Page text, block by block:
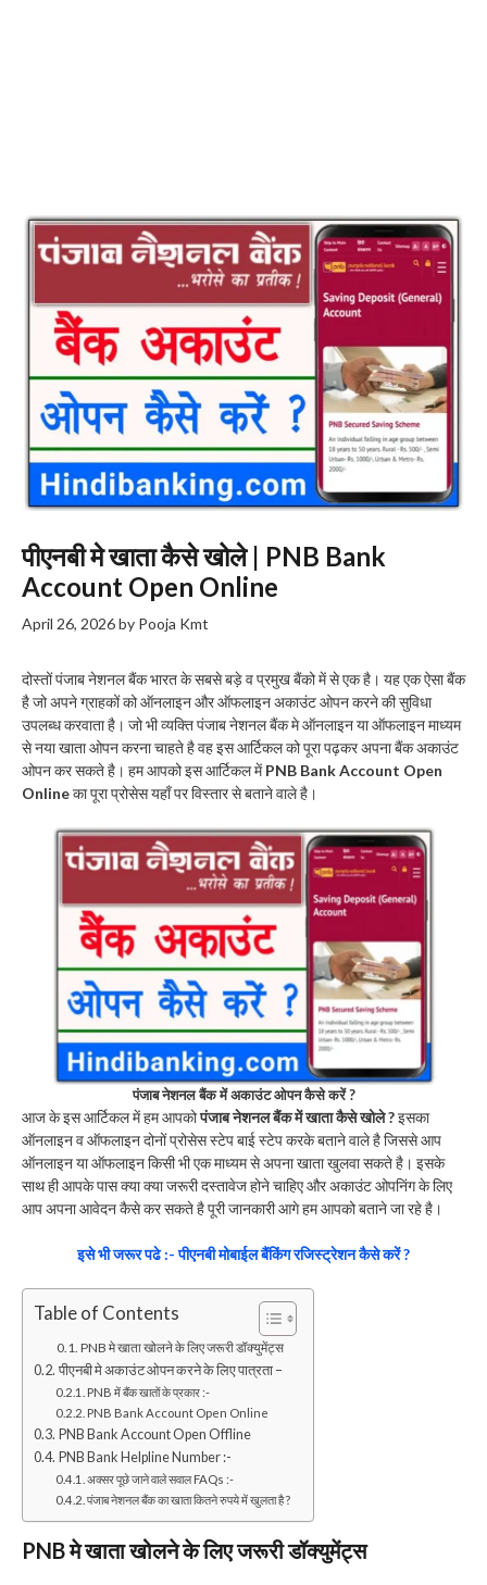
पीएनबी मे खाता कैसे खोले | PNB Bank
Account Open Online
April 26, 2026by Pooja Kmt
दोस्तों पंजाब नेशनल बैंक भारत के सबसे बड़े व प्रमुख बैंको में से एक है। यह एक ऐसा बैंक
है जो अपने ग्राहकों को ऑनलाइन और ऑफलाइन अकाउंट ओपन करने की सुविधा
उपलब्ध करवाता है। जो भी व्यक्ति पंजाब नेशनल बैंक मे ऑनलाइन या ऑफलाइन माध्यम
से नया खाता ओपन करना चाहते है वह इस आर्टिकल को पूरा पढ़कर अपना बैंक अकाउंट
ओपन कर सकते है। हम आपको इस आर्टिकल मेंPNB Bank Account Open
Onlineका पूरा प्रोसेस यहाँ पर विस्तार से बताने वाले है।
पंजाब नेशनल बैंक में अकाउंट ओपन कैसे करें ?
आज के इस आर्टिकल में हम आपकोपंजाब नेशनल बैंक में खाता कैसे खोले ?इसका
ऑनलाइन व ऑफलाइन दोनों प्रोसेस स्टेप बाई स्टेप करके बताने वाले है जिससे आप
ऑनलाइन या ऑफलाइन किसी भी एक माध्यम से अपना खाता खुलवा सकते है। इसके
साथ ही आपके पास क्या क्या जरूरी दस्तावेज होने चाहिए और अकाउंट ओपनिंग के लिए
आप अपना आवेदन कैसे कर सकते है पूरी जानकारी आगे हम आपको बताने जा रहे है।
इसे भी जरूर पढे :- पीएनबी मोबाईल बैंकिंग रजिस्ट्रेशन कैसे करें ?
Table of Contents
PNB मे खाता खोलने के लिए जरूरी डॉक्युमेंट्स
पीएनबी मे अकाउंट ओपन करने के लिए पात्रता –
PNB में बैंक खातों के प्रकार :-
PNB Bank Account Open Online
PNB Bank Account Open Offline
PNB Bank Helpline Number :-
अक्सर पूछे जाने वाले सवाल FAQs :-
पंजाब नेशनल बैंक का खाता कितने रुपये में खुलता है ?
PNB मे खाता खोलने के लिए जरूरी डॉक्युमेंट्स